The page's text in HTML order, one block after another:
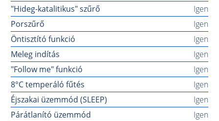
"Hideg-katalitikus" szűrő
Igen
Porszűrő
Igen
Öntisztító funkció
Igen
Meleg indítás
Igen
"Follow me" funkció
Igen
8°C temperáló fűtés
Igen
Éjszakai üzemmód (SLEEP)
Igen
Párátlanító üzemmód
Igen